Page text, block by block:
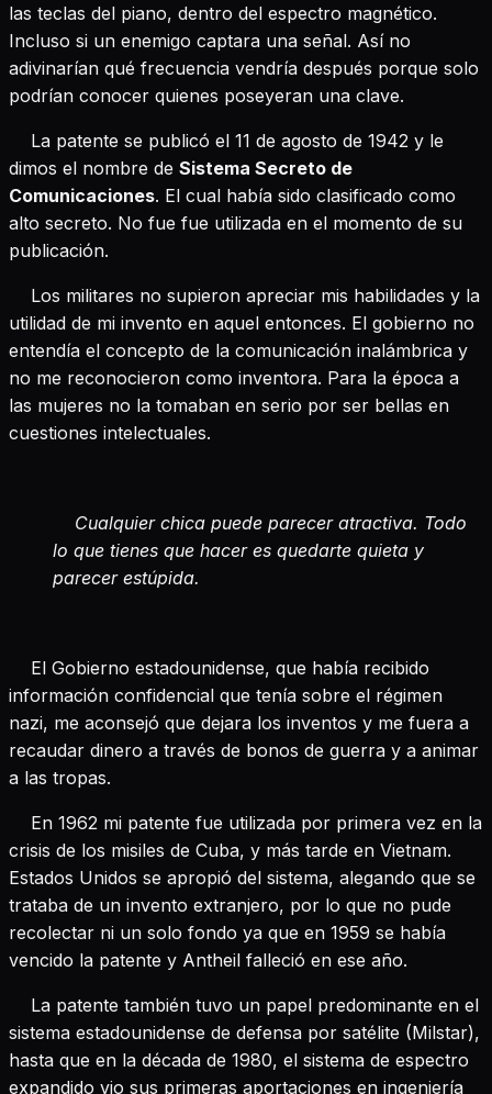
las teclas del piano, dentro del espectro magnético.
Incluso si un enemigo captara una señal. Así no
adivinarían qué frecuencia vendría después porque solo
podrían conocer quienes poseyeran una clave.
La patente se publicó el 11 de agosto de 1942 y le
dimos el nombre de Sistema Secreto de
Comunicaciones. El cual había sido clasificado como
alto secreto. No fue fue utilizada en el momento de su
publicación.
Los militares no supieron apreciar mis habilidades y la
utilidad de mi invento en aquel entonces. El gobierno no
entendía el concepto de la comunicación inalámbrica y
no me reconocieron como inventora. Para la época a
las mujeres no la tomaban en serio por ser bellas en
cuestiones intelectuales.
Cualquier chica puede parecer atractiva. Todo
lo que tienes que hacer es quedarte quieta y
parecer estúpida.
El Gobierno estadounidense, que había recibido
información confidencial que tenía sobre el régimen
nazi, me aconsejó que dejara los inventos y me fuera a
recaudar dinero a través de bonos de guerra y a animar
a las tropas.
En 1962 mi patente fue utilizada por primera vez en la
crisis de los misiles de Cuba, y más tarde en Vietnam.
Estados Unidos se apropió del sistema, alegando que se
trataba de un invento extranjero, por lo que no pude
recolectar ni un solo fondo ya que en 1959 se había
vencido la patente y Antheil falleció en ese año.
La patente también tuvo un papel predominante en el
sistema estadounidense de defensa por satélite (Milstar),
hasta que en la década de 1980, el sistema de espectro
expandido vio sus primeras aportaciones en ingeniería